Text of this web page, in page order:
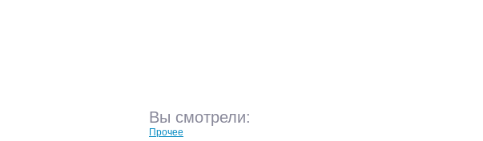
Вы смотрели:
Прочее